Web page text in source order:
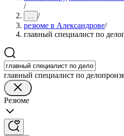
/
... /
резюме в Александрове/
главный специалист по
главный специалист по
Резюме